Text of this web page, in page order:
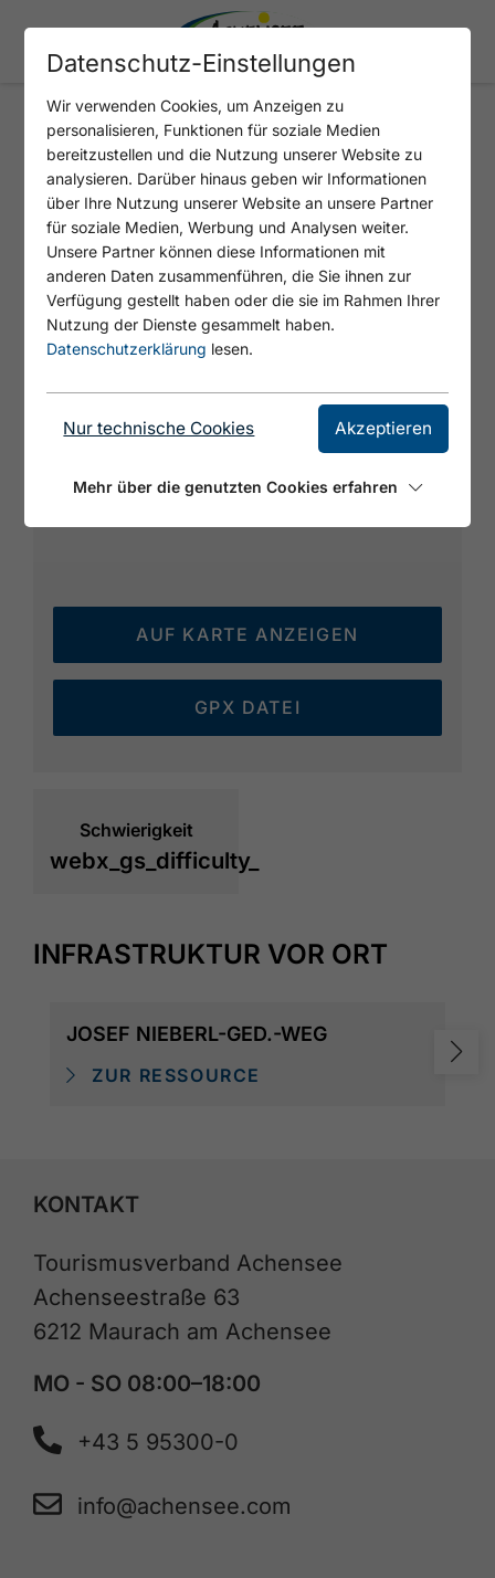
GUFFERT HAUPTGIPFEL -
SÜDWAND
AUF KARTE ANZEIGEN
GPX DATEI
Schwierigkeit
webx_gs_difficulty_
INFRASTRUKTUR VOR ORT
JOSEF NIEBERL-GED.-WEG
ZUR RESSOURCE
KONTAKT
Tourismusverband Achensee
Achenseestraße 63
6212 Maurach am Achensee
MO - SO 08:00–18:00
+43 5 95300-0
info@achensee.com
Datenschutz-Einstellungen
Wir verwenden Cookies, um Anzeigen zu
personalisieren, Funktionen für soziale Medien
bereitzustellen und die Nutzung unserer Website zu
analysieren. Darüber hinaus geben wir Informationen
über Ihre Nutzung unserer Website an unsere Partner
für soziale Medien, Werbung und Analysen weiter.
Unsere Partner können diese Informationen mit
anderen Daten zusammenführen, die Sie ihnen zur
Verfügung gestellt haben oder die sie im Rahmen Ihrer
Nutzung der Dienste gesammelt haben.
Datenschutzerklärung lesen.
Nur technische Cookies Akzeptieren
Mehr über die genutzten Cookies erfahren